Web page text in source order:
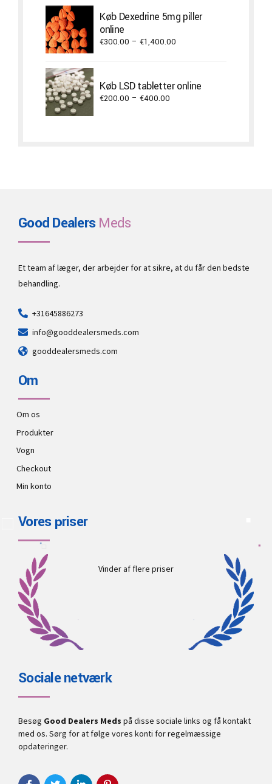
through
Køb Dexedrine 5mg piller
online
€300.00 – €1,400.00
through
€1,400.00
Køb LSD tabletter online
€200.00 – €400.00
Good DealersMeds
Et team af læger, der arbejder for at sikre, at du får den bedste
behandling.
+31645886273
info@gooddealersmeds.com
gooddealersmeds.com
Om
Om os
Produkter
Vogn
Checkout
Min konto
Vores priser
Vinder af flere priser
Sociale netværk
Besøg Good Dealers Meds på disse sociale links og få kontakt
med os. Sørg for at følge vores konti for regelmæssige
opdateringer.